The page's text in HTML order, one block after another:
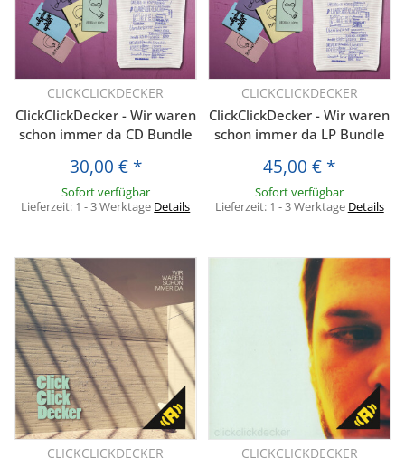
CLICKCLICKDECKER
ClickClickDecker - Wir waren
schon immer da CD Bundle
30,00 € *
Sofort verfügbar
Lieferzeit: 1 - 3 Werktage Details
CLICKCLICKDECKER
ClickClickDecker - Wir waren
schon immer da LP Bundle
45,00 € *
Sofort verfügbar
Lieferzeit: 1 - 3 Werktage Details
CLICKCLICKDECKER CLICKCLICKDECKER